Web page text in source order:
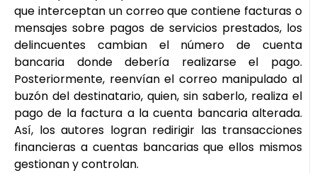
que interceptan un correo que contiene facturas o
mensajes sobre pagos de servicios prestados, los
delincuentes cambian el número de cuenta
bancaria donde debería realizarse el pago.
Posteriormente, reenvían el correo manipulado al
buzón del destinatario, quien, sin saberlo, realiza el
pago de la factura a la cuenta bancaria alterada.
Así, los autores logran redirigir las transacciones
financieras a cuentas bancarias que ellos mismos
gestionan y controlan.